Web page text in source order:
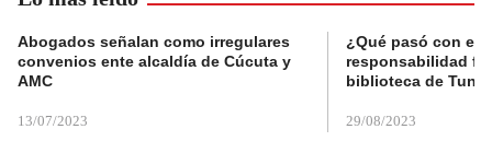
Abogados señalan como irregulares
convenios ente alcaldía de Cúcuta y
AMC
13/07/2023
¿Qué pasó con el
responsabilidad
biblioteca de
29/08/2023